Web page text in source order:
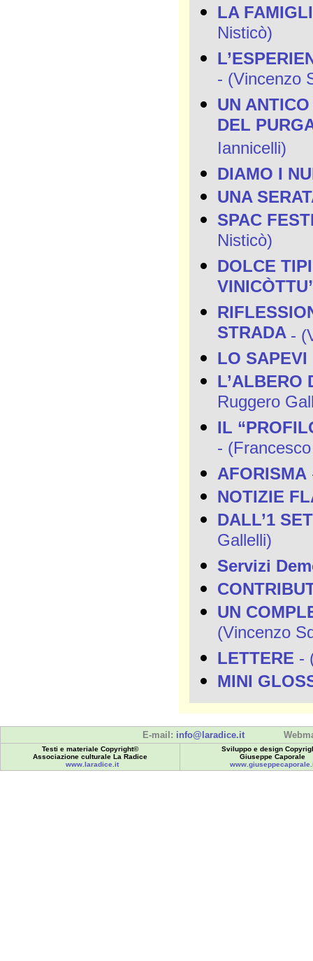
LA
Nisticò)
- (Vincenzo
UN
DEL
Iannicelli)
DIAMO I
UNA
SPAC
Nisticò)
DOLCE
STRADA -
LO
L’ALBERO
Ruggero
IL
-
AFORISMA
NOTIZIE
DALL’1
Gallelli)
Servizi
UN
(Vincenzo
LETTERE -
MINI
E-mail: info@laradice.it
Testi e materiale Copyright©
Associazione culturale La Radice
www.laradice.it
Sviluppo e design
Giuseppe Caporale